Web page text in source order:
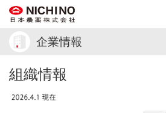
企業情報
組織情報